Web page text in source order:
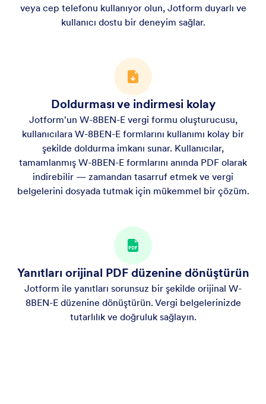
veya cep telefonu kullanıyor olun, Jotform duyarlı ve
kullanıcı dostu bir deneyim sağlar.
Doldurması ve indirmesi kolay
Jotform'un W-8BEN-E vergi formu oluşturucusu,
kullanıcılara W-8BEN-E formlarını kullanımı kolay bir
şekilde doldurma imkanı sunar. Kullanıcılar,
tamamlanmış W-8BEN-E formlarını anında PDF olarak
indirebilir — zamandan tasarruf etmek ve vergi
belgelerini dosyada tutmak için mükemmel bir çözüm.
Yanıtları orijinal PDF düzenine dönüştürün
Jotform ile yanıtları sorunsuz bir şekilde orijinal W-
8BEN-E düzenine dönüştürün. Vergi belgelerinizde
tutarlılık ve doğruluk sağlayın.